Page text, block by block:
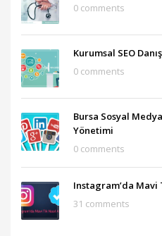
0 comments
Kurumsal SEO
0 comments
Bursa Sosyal
Yönetimi
0 comments
Instagram’da Mavi
31 comments